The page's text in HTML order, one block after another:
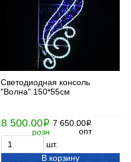
Светодиодная консоль
"Волна" 150*55см
8 500.00i
розн
7 650.00i
опт
шт.
В корзину